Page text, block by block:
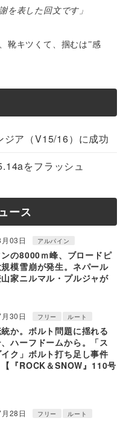
を表した回文です」
靴キツくて、掴むは”感
ジア（V15/16）に成功
をフラッシュ
ース
03日 アルパイン
の8000ｍ峰、ブロードピ
模雪崩が発生。ネパール
家ニルマル・プルジャが
30日 フリー ルート
か。ボルト問題に揺れる
ハーフドームから。「ス
ク」ボルト打ち足し事件
【『ROCK＆SNOW』110号
28日 フリー ルート